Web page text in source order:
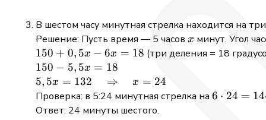
-4a +1
+4b^2
-4b
+1
+8ab
=
4a^2
= 4
\cdot
4^2 =
64
+ b)
= -4
\cdot
4 =
-16
В шестом часу минутная стрелка находится на
Решение: Пусть время — 5 часов x
x минут. Угол
150
+
0,5x
-6x
=
150 + 0, 5x − 6x = 18 (три деления = 18
150
-5,5x
= 18
150 − 5, 5x = 18
5,5x = 132
\quad
\Rightarrow
5, 5x = 132 ⇒ x = 24
Проверка: в 5:24 минутная стрелка на 6 \cdot
6 ⋅ 24 = 14
Ответ: 24 минуты шестого.